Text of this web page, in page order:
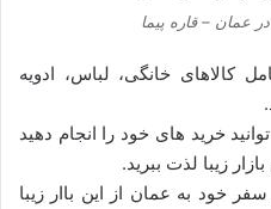
عمان – قاره پیما
کالاهای خانگی، لباس، ادویه
خرید های خود را انجام دهید
زیبا لذت ببرید.
خود به عمان از این باار زیبا